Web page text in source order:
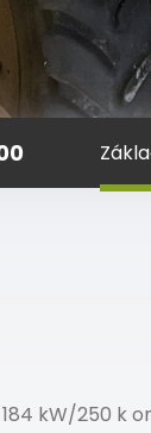
kW/250 k